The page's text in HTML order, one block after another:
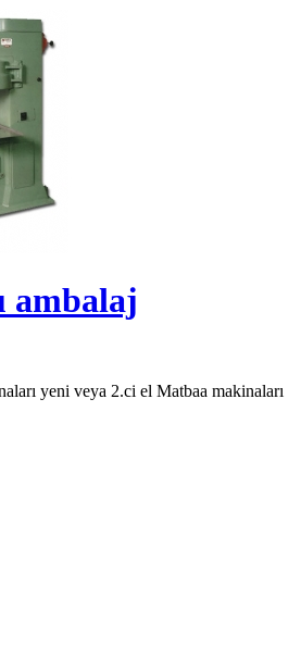
ambalaj
yeni veya 2.ci el Matbaa makinaları